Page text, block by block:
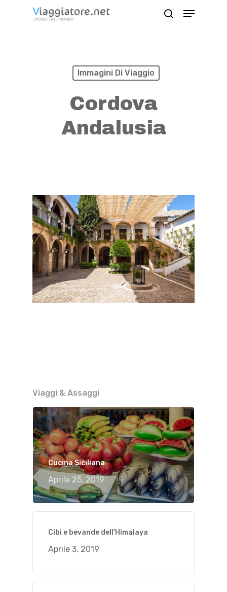
Menu
Immagini Di Viaggio
Cordova
Andalusia
Viaggi & Assaggi
Cucina Siciliana
Aprile 25, 2019
Cibi e bevande dell’Himalaya
Aprile 3, 2019